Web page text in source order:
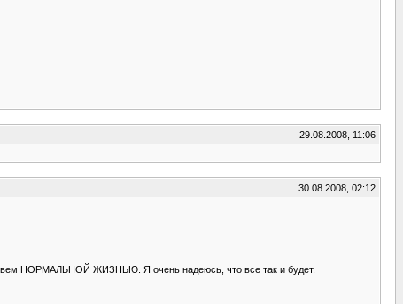
29.08.2008, 11:06
30.08.2008, 02:12
НОРМАЛЬНОЙ ЖИЗНЬЮ. Я очень надеюсь, что все так и будет.